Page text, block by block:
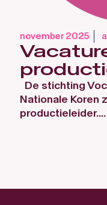
november 2025
De stichting
Nationale Koren
productieleider....